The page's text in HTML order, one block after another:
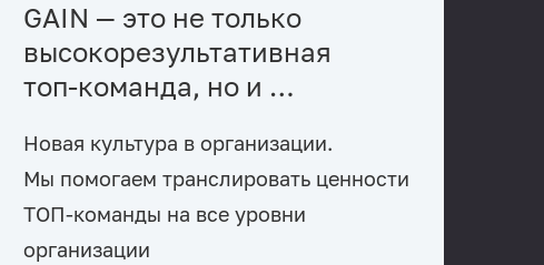
GAIN — это не только
высокорезультативная
топ-команда, но и …
Новая культура в организации.
Мы помогаем транслировать ценности
ТОП-команды на все уровни
организации